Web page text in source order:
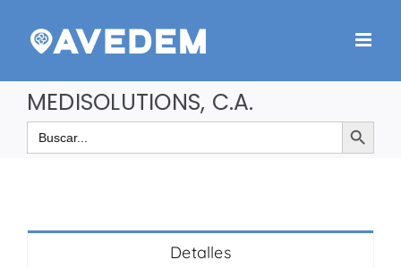
contenido
MEDISOLUTIONS, C.A.
Buscar: Botón de búsqueda
Detalles